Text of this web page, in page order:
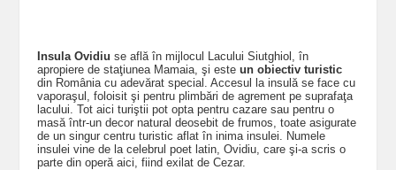
Insula Ovidiu se află în mijlocul Lacului Siutghiol, în
apropiere de staţiunea Mamaia, şi esteun obiectiv turistic
din România cu adevărat special. Accesul la insulă se face cu
vaporaşul, foloisit şi pentru plimbări de agrement pe suprafaţa
lacului. Tot aici turiştii pot opta pentru cazare sau pentru o
masă într-un decor natural deosebit de frumos, toate asigurate
de un singur centru turistic aflat în inima insulei. Numele
insulei vine de la celebrul poet latin, Ovidiu, care şi-a scris o
parte din operă aici, fiind exilat de Cezar.